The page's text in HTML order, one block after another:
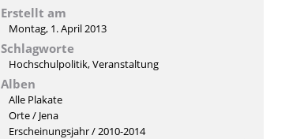
Erstellt am
Montag, 1. April 2013
Schlagworte
Hochschulpolitik,Veranstaltung
Alben
Alle Plakate
Orte/ Jena
Erscheinungsjahr/2010-2014